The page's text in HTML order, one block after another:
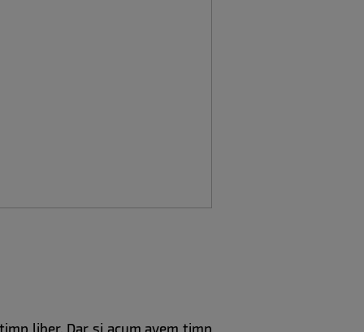
liber. Dar si acum avem timp